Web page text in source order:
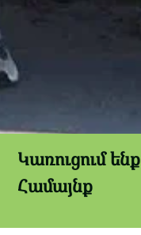
Կառուցում ենք
Համայնք